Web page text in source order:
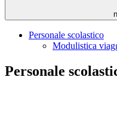
Personale scolastico
Modulistica
Personale